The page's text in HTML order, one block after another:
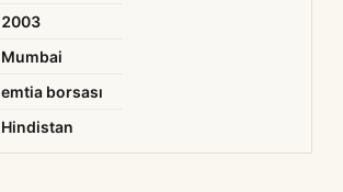
2003
Mumbai
emtia borsası
Hindistan